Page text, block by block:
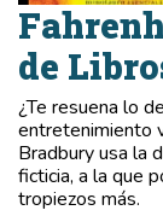
de
¿Te resuena lo
entretenimiento
Bradbury usa la
ficticia, a la que
tropiezos más.